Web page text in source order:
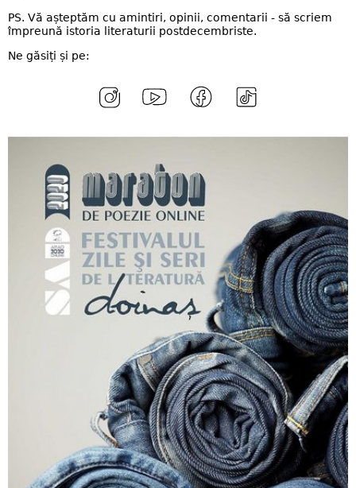
PS. Vă așteptăm cu amintiri, opinii, comentarii - să scriem
împreună istoria literaturii postdecembriste.
Ne găsiți și pe: